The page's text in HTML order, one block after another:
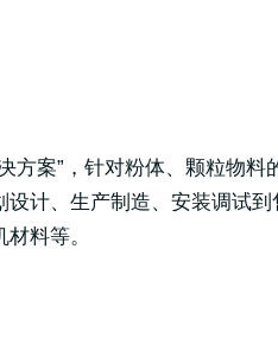
方案”，针对粉体、颗粒物
计、生产制造、安装调试
料等。